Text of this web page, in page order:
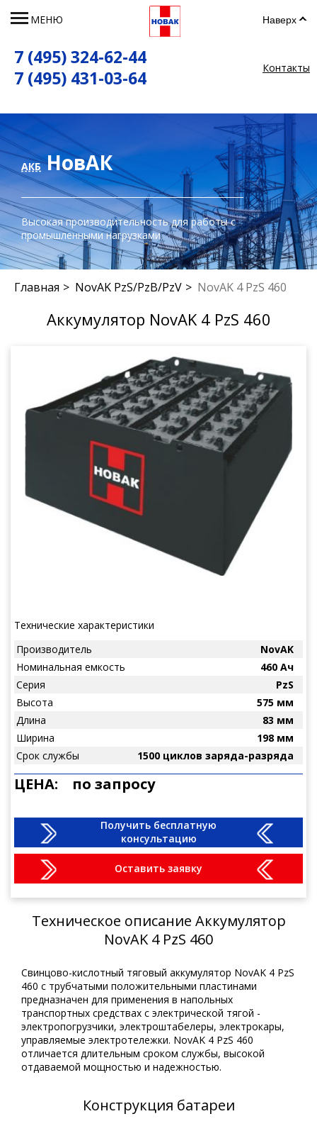
МЕНЮ Наверх
7 (495) 324-62-44
7 (495) 431-03-64
Контакты
АКБНовАК
Высокая производительность для работы с
промышленными нагрузками
Главная NovAK PzS/PzB/PzV NovAK 4 PzS 460
Аккумулятор NovAK 4 PzS 460
Технические характеристики
Производитель
NovAK
Номинальная емкость
460 Ач
Серия
PzS
Высота
575 мм
Длина
83 мм
Ширина
198 мм
Срок службы
1500 циклов заряда-разряда
ЦЕНА: по запросу
Получить бесплатную
консультацию
Оставить заявку
Техническое описание Аккумулятор
NovAK 4 PzS 460
Свинцово-кислотный тяговый аккумулятор NovAK 4 PzS
460 с трубчатыми положительными пластинами
предназначен для применения в напольных
транспортных средствах с электрической тягой -
электропогрузчики, электроштабелеры, электрокары,
управляемые электротележки. NovAK 4 PzS 460
отличается длительным сроком службы, высокой
отдаваемой мощностью и надежностью.
Конструкция батареи